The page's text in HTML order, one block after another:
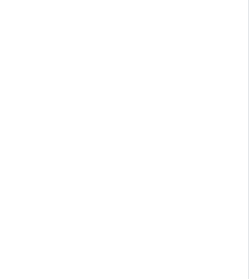
icon.svg"
mysql_activity.png"